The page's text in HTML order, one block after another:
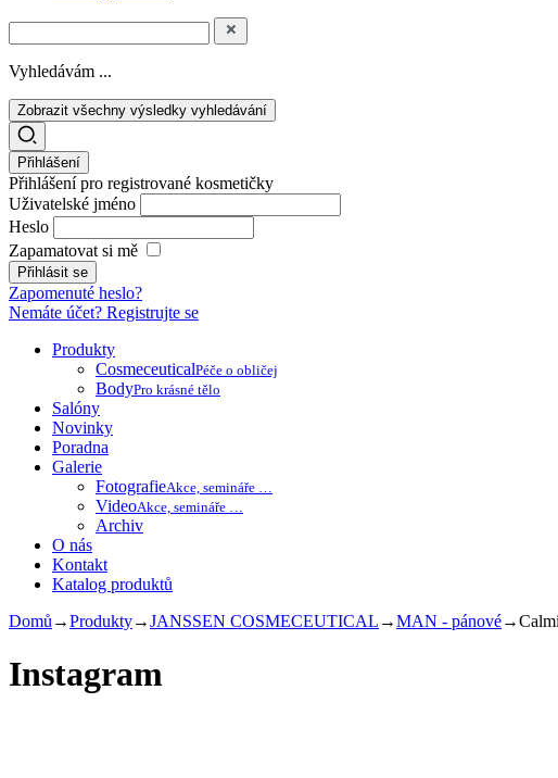
Vyhledávám ...
Zobrazit všechny výsledky vyhledávání
Přihlášení
Přihlášení pro registrované kosmetičky
Uživatelské jméno
Heslo
Zapamatovat si mě
Zapomenuté heslo?
Nemáte účet? Registrujte se
Produkty
CosmeceuticalPéče o obličej
BodyPro krásné tělo
Salóny
Novinky
Poradna
Galerie
FotografieAkce, semináře …
VideoAkce, semináře …
Archiv
O nás
Kontakt
Katalog produktů
Domů →Produkty→JANSSEN COSMECEUTICAL →MAN - pánové→
Instagram